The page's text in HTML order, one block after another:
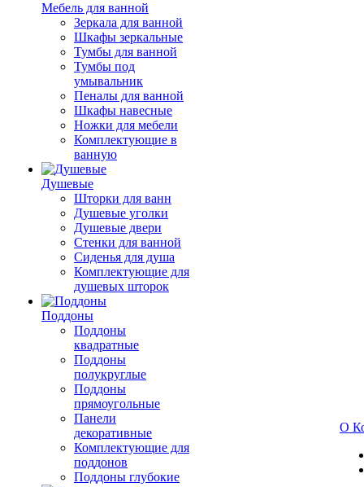
Мебель для ванной
Зеркала для ванной
Шкафы зеркальные
Тумбы для ванной
Тумбы под
умывальник
Пеналы для ванной
Шкафы навесные
Ножки для мебели
Комплектующие в
ванную
Душевые
Шторки для ванн
Душевые уголки
Душевые двери
Стенки для ванной
Сиденья для душа
Комплектующие для
душевых шторок
Поддоны
Поддоны
квадратные
Поддоны
полукруглые
Поддоны
прямоугольные
Панели
декоративные
Комплектующие для
поддонов
Поддоны глубокие
О